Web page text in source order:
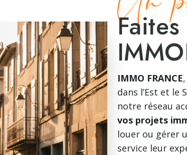
IMMO FRANCE
dans l’Est et
notre réseau
vos projets
louer ou gérer
service leur